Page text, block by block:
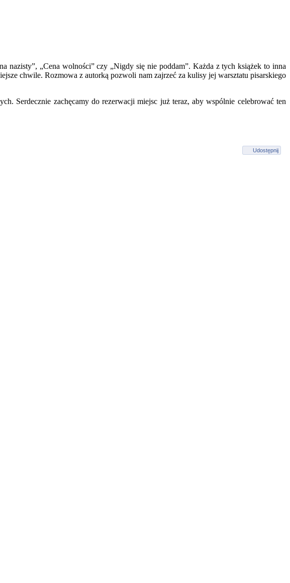
nazisty”, „Cena wolności” czy „Nigdy się nie poddam”. Każda z tych książek to inna
chwile. Rozmowa z autorką pozwoli nam zajrzeć za kulisy jej warsztatu pisarskiego
Serdecznie zachęcamy do rezerwacji miejsc już teraz, aby wspólnie celebrować ten
Udostępnij